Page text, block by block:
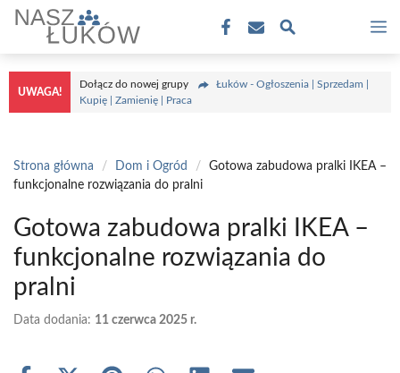
Przejdź
treści
UWAGA!
Dołącz do nowej grupy
Łuków - Ogłoszenia | Sprzedam |
Kupię | Zamienię | Praca
Strona główna / Dom i Ogród /
Gotowa zabudowa pralki IKEA –
funkcjonalne rozwiązania do pralni
Gotowa zabudowa pralki IKEA –
funkcjonalne rozwiązania do
pralni
Data dodania: 11 czerwca 2025 r.